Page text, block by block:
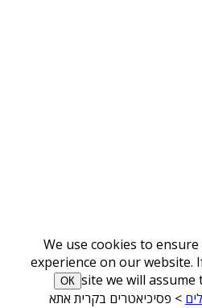
We use cookies to
experience on our website.
site we will
ОК
> פסיכיאטרים בקרית אתא